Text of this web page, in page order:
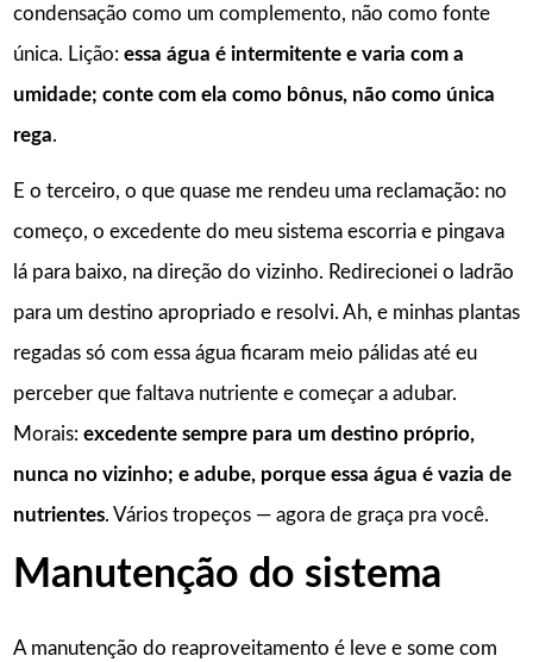
condensação como um complemento, não como fonte
única. Lição: essa água é intermitente e varia com a
umidade; conte com ela como bônus, não como única
rega.
E o terceiro, o que quase me rendeu uma reclamação: no
começo, o excedente do meu sistema escorria e pingava
lá para baixo, na direção do vizinho. Redirecionei o ladrão
para um destino apropriado e resolvi. Ah, e minhas plantas
regadas só com essa água ficaram meio pálidas até eu
perceber que faltava nutriente e começar a adubar.
Morais: excedente sempre para um destino próprio,
nunca no vizinho; e adube, porque essa água é vazia de
nutrientes. Vários tropeços — agora de graça pra você.
Manutenção do sistema
A manutenção do reaproveitamento é leve e some com